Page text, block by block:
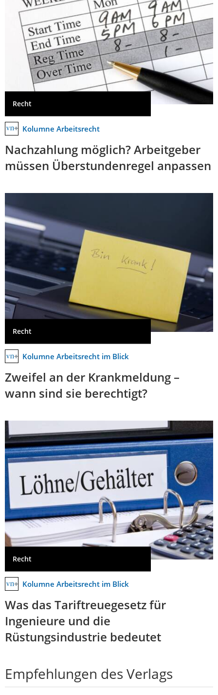
Recht
Kolumne Arbeitsrecht
Nachzahlung möglich? Arbeitgeber
müssen Überstundenregel anpassen
Recht
Kolumne Arbeitsrecht im Blick
Zweifel an der Krankmeldung –
wann sind sie berechtigt?
Recht
Kolumne Arbeitsrecht im Blick
Was das Tariftreuegesetz für
Ingenieure und die
Rüstungsindustrie bedeutet
Empfehlungen des Verlags